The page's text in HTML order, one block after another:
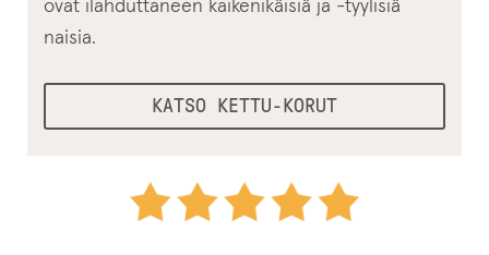
ovat ilahduttaneen kaikenikäisiä ja -tyylisiä
naisia.
KATSO KETTU-KORUT